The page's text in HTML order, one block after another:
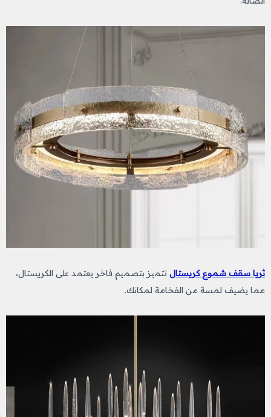
ثريا سقف شموع كريستال تتميز بتصميم فاخر يعتمد على الكريستال،
مما يضيف لمسة من الفخامة لمكانك.